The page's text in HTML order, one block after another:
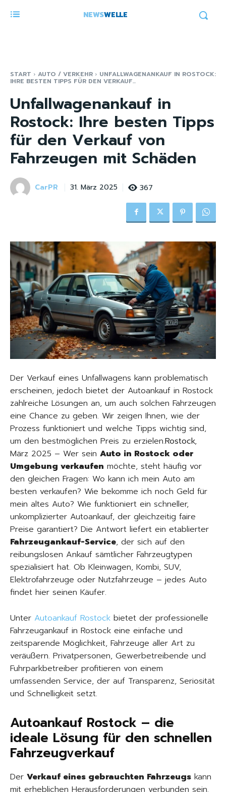
NEWSWELLE
START AUTO / VERKEHR UNFALLWAGENANKAUF IN ROSTOCK:
IHRE BESTEN TIPPS FÜR DEN VERKAUF...
Unfallwagenankauf in
Rostock: Ihre besten Tipps
für den Verkauf von
Fahrzeugen mit Schäden
CarPR 31. März 2025 367
Der Verkauf eines Unfallwagens kann problematisch
erscheinen, jedoch bietet der Autoankauf in Rostock
zahlreiche Lösungen an, um auch solchen Fahrzeugen
eine Chance zu geben. Wir zeigen Ihnen, wie der
Prozess funktioniert und welche Tipps wichtig sind,
um den bestmöglichen Preis zu erzielen.Rostock,
März 2025 – Wer sein Auto in Rostock oder
Umgebung verkaufen möchte, steht häufig vor
den gleichen Fragen: Wo kann ich mein Auto am
besten verkaufen? Wie bekomme ich noch Geld für
mein altes Auto? Wie funktioniert ein schneller,
unkomplizierter Autoankauf, der gleichzeitig faire
Preise garantiert? Die Antwort liefert ein etablierter
Fahrzeugankauf-Service, der sich auf den
reibungslosen Ankauf sämtlicher Fahrzeugtypen
spezialisiert hat. Ob Kleinwagen, Kombi, SUV,
Elektrofahrzeuge oder Nutzfahrzeuge – jedes Auto
findet hier seinen Käufer.
Unter Autoankauf Rostock bietet der professionelle
Fahrzeugankauf in Rostock eine einfache und
zeitsparende Möglichkeit, Fahrzeuge aller Art zu
veräußern. Privatpersonen, Gewerbetreibende und
Fuhrparkbetreiber profitieren von einem
umfassenden Service, der auf Transparenz, Seriosität
und Schnelligkeit setzt.
Autoankauf Rostock – die
ideale Lösung für den schnellen
Fahrzeugverkauf
Der Verkauf eines gebrauchten Fahrzeugs kann